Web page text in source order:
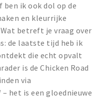
ben ik ook dol op de
en kleurrijke
betreft je vraag over
de laatste tijd heb ik
die echt opvalt
is de Chicken Road
via
het is een gloednieuwe